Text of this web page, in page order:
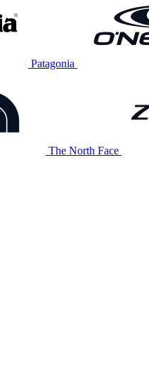
Patagonia
The North Face